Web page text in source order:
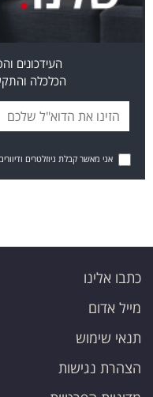
העידכונים
הכלכלה
אני מאשר קבלת ניוזלטרים
כתבו אלינו
מייל אדום
תנאי שימוש
הצהרת נגישות